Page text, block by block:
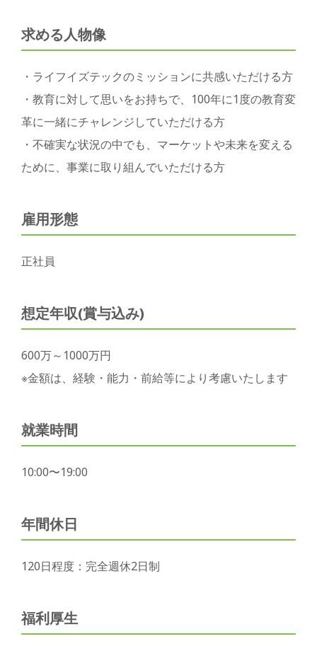
求める人物像
・ライフイズテックのミッションに共感いただける方
・教育に対して思いをお持ちで、100年に1度の教育変
革に一緒にチャレンジしていただける方
・不確実な状況の中でも、マーケットや未来を変える
ために、事業に取り組んでいただける方
雇用形態
正社員
想定年収(賞与込み)
600万～1000万円
※金額は、経験・能力・前給等により考慮いたします
就業時間
10:00〜19:00
年間休日
120日程度：完全週休2日制
福利厚生